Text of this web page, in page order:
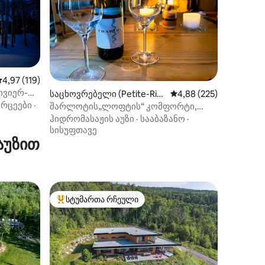
შეფასებაა 5‑დან 4,97, 119 მიმოხილვა
4,97 (119)
·
საცხოვრებელი (Petite-Rivi
ère-Saint-François)
საშუალო შეფასებაა
4,88 (225)
შარლოტის„ლოფტის“ კომფორტი,
განსაცვიფრებელი ხედები და სპა
ჰიდრომასაჟის აუზი · სააბაზანო ·
სისუფთავე
სტუმართა რჩეული მოწინავე ვარიანტი
სტუმართა რჩეული